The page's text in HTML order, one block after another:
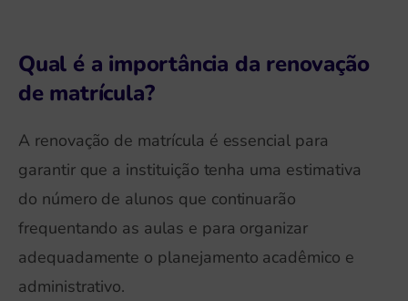
Qual é a importância da renovação
de matrícula?
A renovação de matrícula é essencial para
garantir que a instituição tenha uma estimativa
do número de alunos que continuarão
frequentando as aulas e para organizar
adequadamente o planejamento acadêmico e
administrativo.